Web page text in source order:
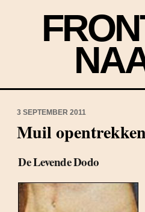
3 SEPTEMBER 2011
Muil opentrekken
De Levende Dodo